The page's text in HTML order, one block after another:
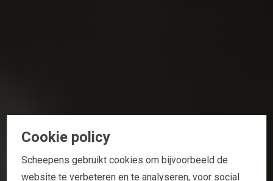
Cookie policy
Scheepens gebruikt cookies om bijvoorbeeld de
website te verbeteren en te analyseren, voor social